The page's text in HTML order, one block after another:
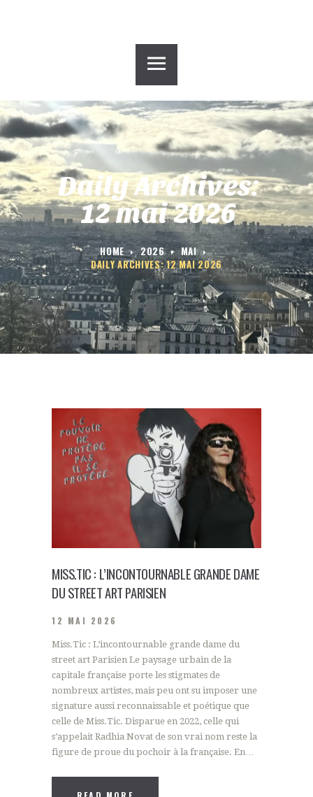
Daily Archives:
12 mai 2026
HOME 2026
MAI
DAILY ARCHIVES: 12 MAI 2026
CHAMBRES
GALERIE
BLOG
CONTACT
GROUPE HOSTEL
MISS.TIC : L’INCONTOURNABLE GRANDE DAME
DU STREET ART PARISIEN
12 MAI 2026
Miss.Tic : L’incontournable grande dame du
street art Parisien Le paysage urbain de la
capitale française porte les stigmates de
nombreux artistes, mais peu ont su imposer une
signature aussi reconnaissable et poétique que
celle de Miss.Tic. Disparue en 2022, celle qui
s’appelait Radhia Novat de son vrai nom reste la
figure de proue du pochoir à la française. En…